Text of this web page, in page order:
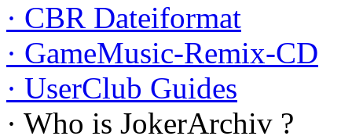
· CBR Dateiformat
· GameMusic-Remix-CD
· UserClub Guides
· Who is JokerArchiv ?